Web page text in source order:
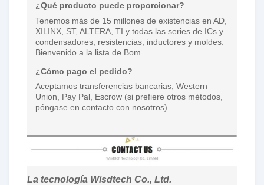
¿Qué producto puede proporcionar?
Tenemos más de 15 millones de existencias en AD,
XILINX, ST, ALTERA, TI y todas las series de ICs y
condensadores, resistencias, inductores y moldes.
Bienvenido a la lista de Bom.
¿Cómo pago el pedido?
Aceptamos transferencias bancarias, Western
Union, Pay Pal, Escrow (si prefiere otros métodos,
póngase en contacto con nosotros)
La tecnología Wisdtech Co., Ltd.